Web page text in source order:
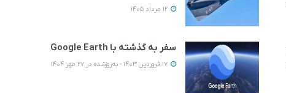
سفر به گذشته با Google Earth